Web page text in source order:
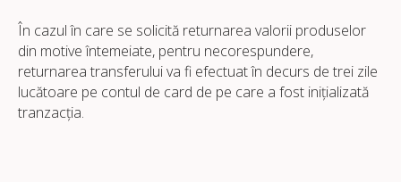
În cazul în care se solicită returnarea valorii produselor
din motive întemeiate, pentru necorespundere,
returnarea transferului va fi efectuat în decurs de trei zile
lucătoare pe contul de card de pe care a fost inițializată
tranzacția.